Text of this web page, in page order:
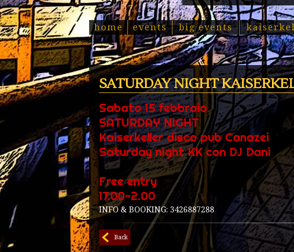
home events big events
SATURDAY NIGHT
Sabato 15 febbraio
SATURDAY NIGHT
Kaiserkeller disco pub Canazei
Saturday night KK con DJ Dani
Free entry
17.00-2.00
INFO & BOOKING: 3426887288
Back